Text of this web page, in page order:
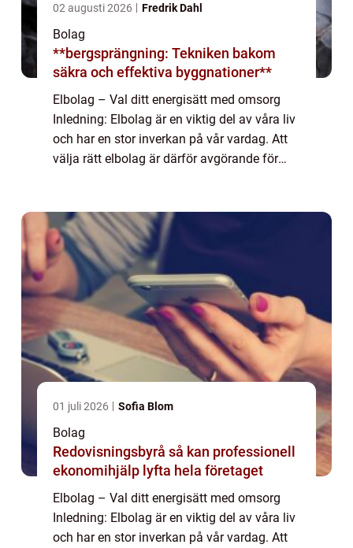
02 augusti 2026 Fredrik Dahl
Bolag
**bergsprängning: Tekniken bakom
säkra och effektiva byggnationer**
Elbolag – Val ditt energisätt med omsorg
Inledning: Elbolag är en viktig del av våra liv
och har en stor inverkan på vår vardag. Att
välja rätt elbolag är därför avgörande för
01 juli 2026 Sofia Blom
Bolag
Redovisningsbyrå så kan professionell
ekonomihjälp lyfta hela företaget
Elbolag – Val ditt energisätt med omsorg
Inledning: Elbolag är en viktig del av våra liv
och har en stor inverkan på vår vardag. Att